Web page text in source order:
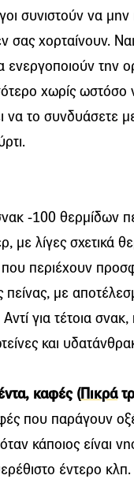
συνιστούν να
σας χορταίνουν.
ενεργοποιούν την
χωρίς
να το συνδυάσετε
-100 θερμίδων
με λίγες σχετικά
περιέχουν
πείνας, με
για τέτοια
και
καφές (Πικρά
που παράγουν
κάποιος είναι
έντερο